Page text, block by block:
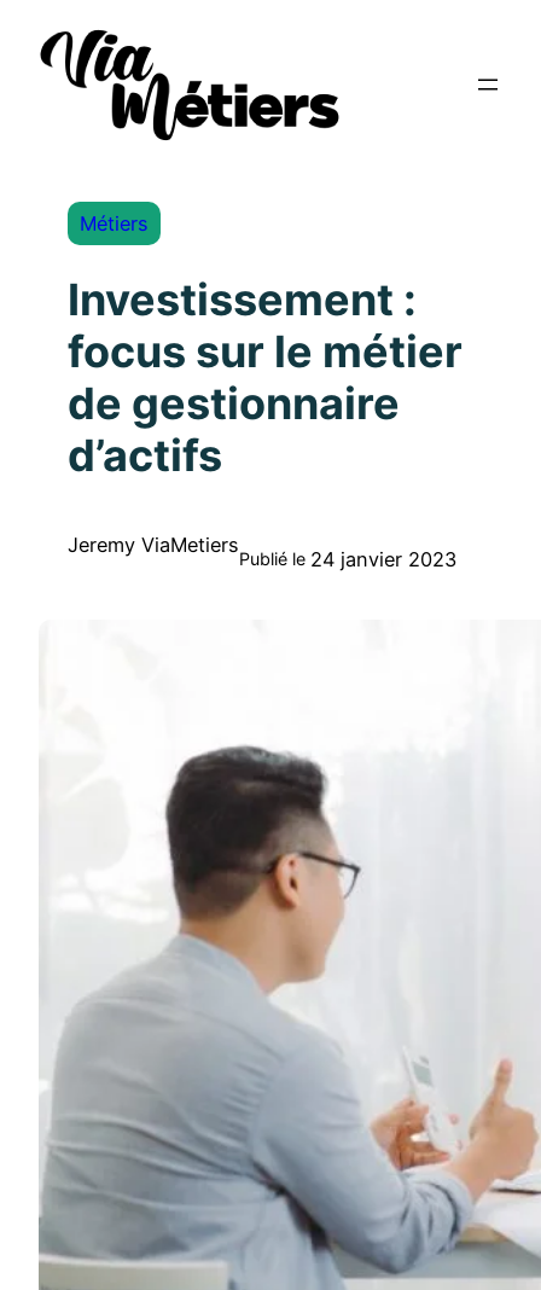
Métiers
Investissement :
focus sur le métier
de gestionnaire
d’actifs
Jeremy ViaMetiers
Publié le 24 janvier 2023